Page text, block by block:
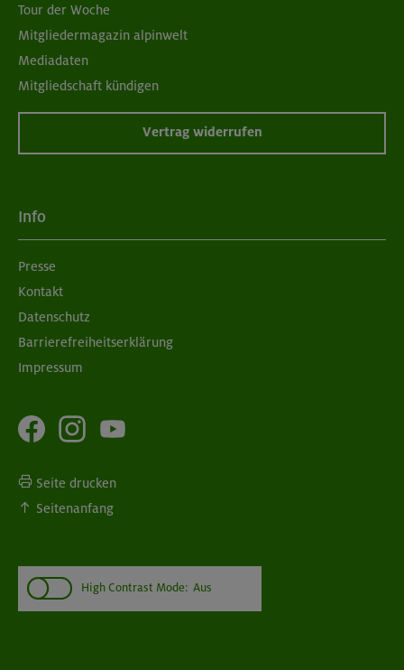
Tour der Woche
Mitgliedermagazin alpinwelt
Mediadaten
Mitgliedschaft kündigen
Vertrag widerrufen
Info
Presse
Kontakt
Datenschutz
Barrierefreiheitserklärung
Impressum
Seite drucken
Seitenanfang
High Contrast Mode: Aus